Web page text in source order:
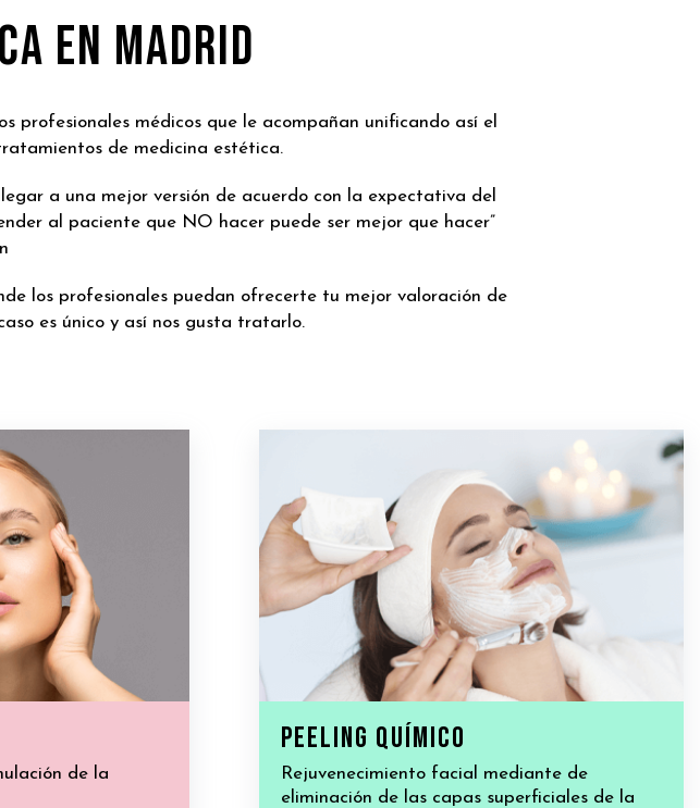
EN MADRID
profesionales médicos que le acompañan unificando así el
de medicina estética.
a una mejor versión de acuerdo con la expectativa del
al paciente que NO hacer puede ser mejor que hacer”
los profesionales puedan ofrecerte tu mejor valoración de
es único y así nos gusta tratarlo.
de la
Peeling químico
Rejuvenecimiento facial mediante de
eliminación de las capas superficiales de la